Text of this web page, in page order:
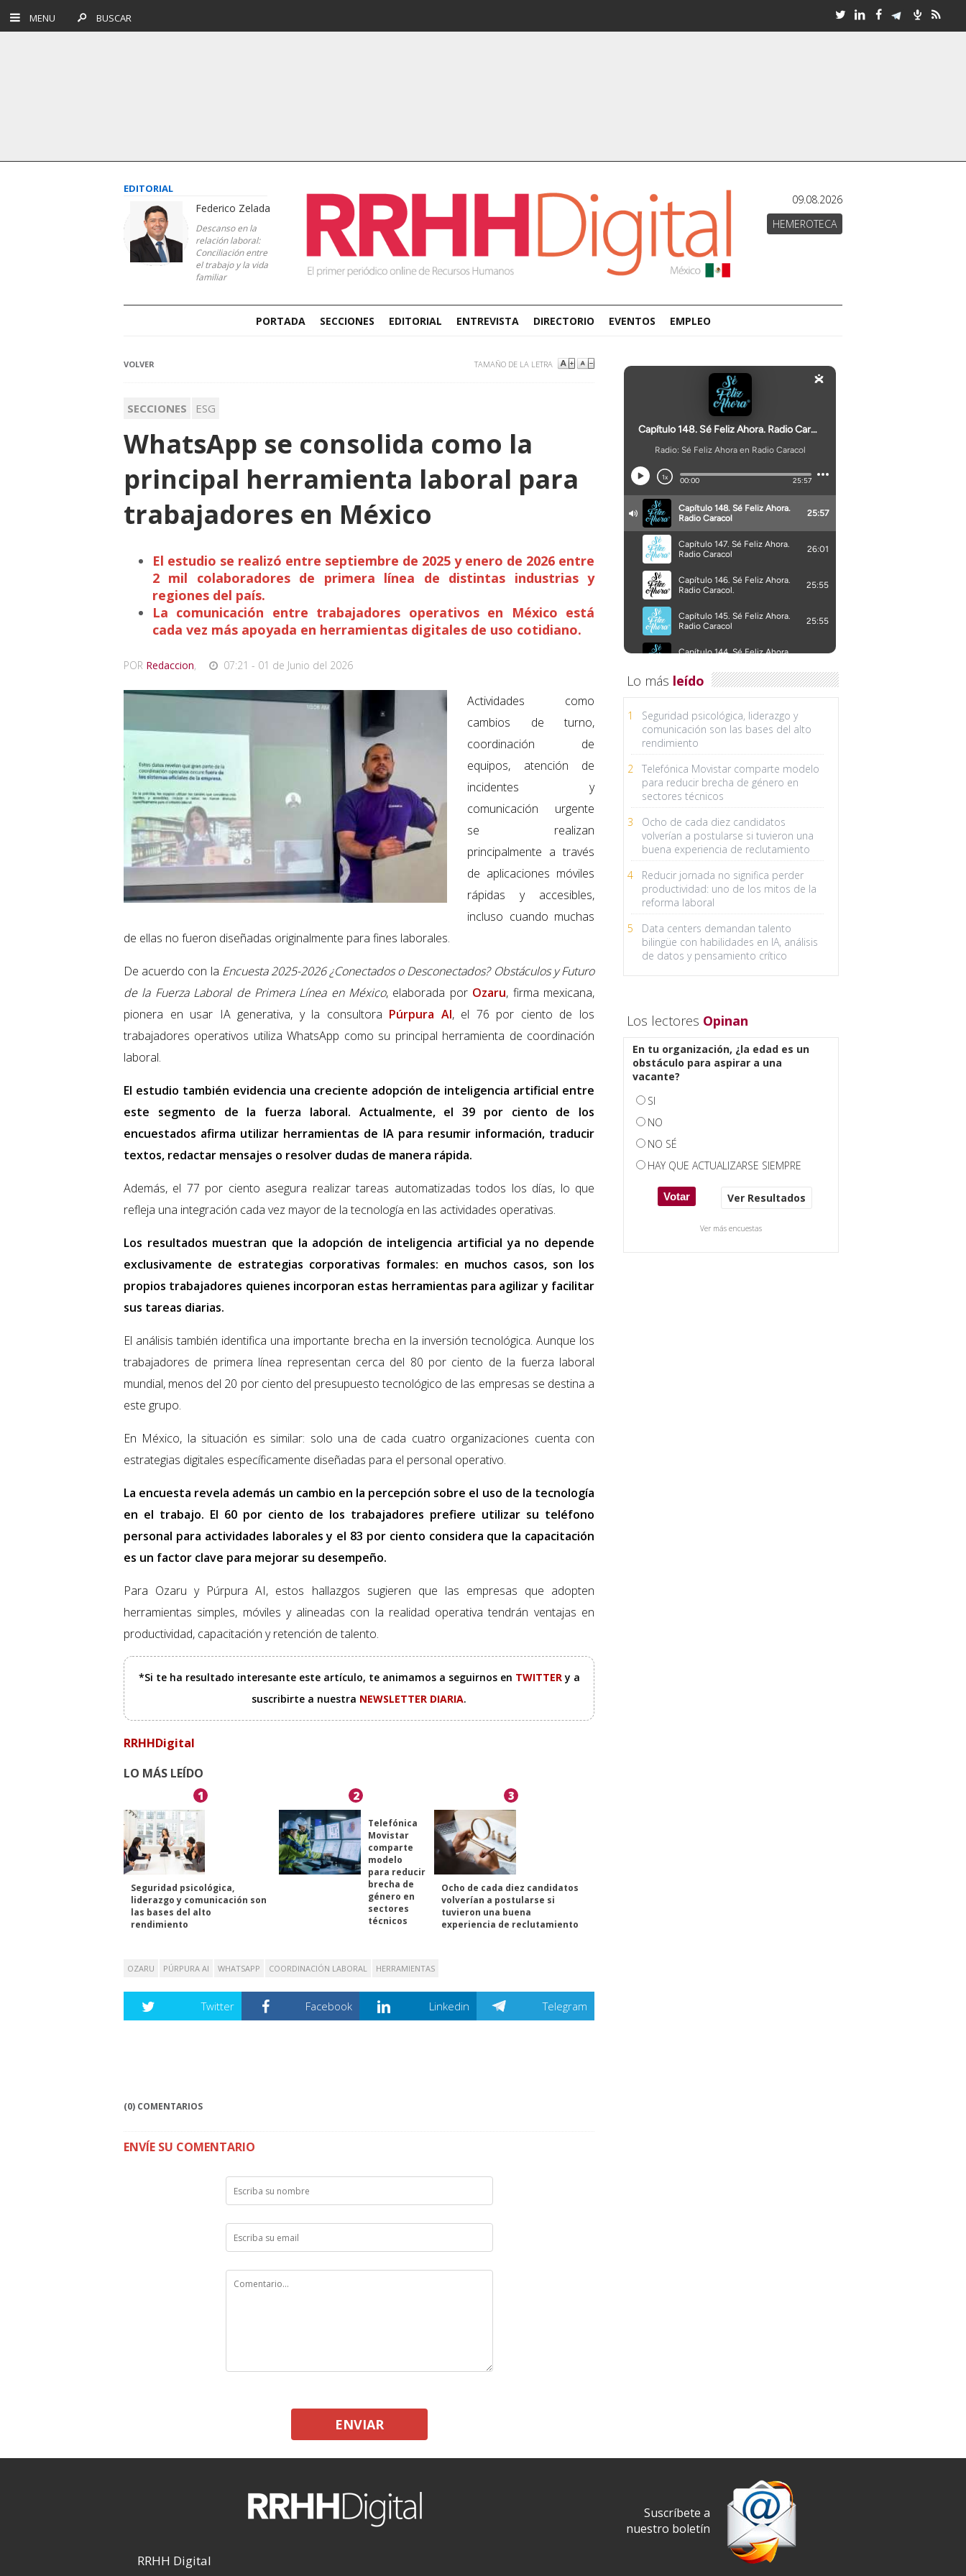
MENU BUSCAR
EDITORIAL
Federico Zelada
Descanso en la
relación laboral:
Conciliación entre
el trabajo y la vida
familiar
09.08.2026
HEMEROTECA
PORTADA SECCIONES EDITORIAL ENTREVISTA DIRECTORIO EVENTOS EMPLEO
VOLVER TAMAÑO DE LA LETRA
SECCIONES ESG
WhatsApp se consolida como la
principal herramienta laboral para
trabajadores en México
El estudio se realizó entre septiembre de 2025 y enero de 2026 entre
2 mil colaboradores de primera línea de distintas industrias y
regiones del país.
La comunicación entre trabajadores operativos en México está
cada vez más apoyada en herramientas digitales de uso cotidiano.
POR Redaccion, 07:21 - 01 de Junio del 2026
Actividades como
cambios de turno,
coordinación de
equipos, atención de
incidentes y
comunicación urgente
se realizan
principalmente a través
de aplicaciones móviles
rápidas y accesibles,
incluso cuando muchas
de ellas no fueron diseñadas originalmente para fines laborales.
De acuerdo con la Encuesta 2025-2026 ¿Conectados o Desconectados? Obstáculos y Futuro
de la Fuerza Laboral de Primera Línea en México, elaborada por Ozaru, firma mexicana,
pionera en usar IA generativa, y la consultora Púrpura AI, el 76 por ciento de los
trabajadores operativos utiliza WhatsApp como su principal herramienta de coordinación
laboral.
El estudio también evidencia una creciente adopción de inteligencia artificial entre
este segmento de la fuerza laboral. Actualmente, el 39 por ciento de los
encuestados afirma utilizar herramientas de IA para resumir información, traducir
textos, redactar mensajes o resolver dudas de manera rápida.
Además, el 77 por ciento asegura realizar tareas automatizadas todos los días, lo que
refleja una integración cada vez mayor de la tecnología en las actividades operativas.
Los resultados muestran que la adopción de inteligencia artificial ya no depende
exclusivamente de estrategias corporativas formales: en muchos casos, son los
propios trabajadores quienes incorporan estas herramientas para agilizar y facilitar
sus tareas diarias.
El análisis también identifica una importante brecha en la inversión tecnológica. Aunque los
trabajadores de primera línea representan cerca del 80 por ciento de la fuerza laboral
mundial, menos del 20 por ciento del presupuesto tecnológico de las empresas se destina a
este grupo.
En México, la situación es similar: solo una de cada cuatro organizaciones cuenta con
estrategias digitales específicamente diseñadas para el personal operativo.
La encuesta revela además un cambio en la percepción sobre el uso de la tecnología
en el trabajo. El 60 por ciento de los trabajadores prefiere utilizar su teléfono
personal para actividades laborales y el 83 por ciento considera que la capacitación
es un factor clave para mejorar su desempeño.
Para Ozaru y Púrpura AI, estos hallazgos sugieren que las empresas que adopten
herramientas simples, móviles y alineadas con la realidad operativa tendrán ventajas en
productividad, capacitación y retención de talento.
*Si te ha resultado interesante este artículo, te animamos a seguirnos en TWITTERy a
suscribirte a nuestra NEWSLETTER DIARIA.
RRHHDigital
LO MÁS LEÍDO
1
Seguridad psicológica,
liderazgo y comunicación son
las bases del alto
rendimiento
2
Telefónica
Movistar
comparte
modelo
para reducir
brecha de
género en
sectores
técnicos
3
Ocho de cada diez candidatos
volverían a postularse si
tuvieron una buena
experiencia de reclutamiento
OZARU PÚRPURA AI WHATSAPP COORDINACIÓN LABORAL HERRAMIENTAS
Twitter Facebook Linkedin Telegram
(0) COMENTARIOS
ENVÍE SU COMENTARIO
ENVIAR
Lo más leído
1
Seguridad psicológica, liderazgo y
comunicación son las bases del alto
rendimiento
2
Telefónica Movistar comparte modelo
para reducir brecha de género en
sectores técnicos
3
Ocho de cada diez candidatos
volverían a postularse si tuvieron una
buena experiencia de reclutamiento
4
Reducir jornada no significa perder
productividad: uno de los mitos de la
reforma laboral
5
Data centers demandan talento
bilingüe con habilidades en IA, análisis
de datos y pensamiento crítico
Los lectores Opinan
En tu organización, ¿la edad es un
obstáculo para aspirar a una
vacante?
SI
NO
NO SÉ
HAY QUE ACTUALIZARSE SIEMPRE
Ver Resultados
Ver más encuestas
RRHH Digital
Suscríbete a
nuestro boletín